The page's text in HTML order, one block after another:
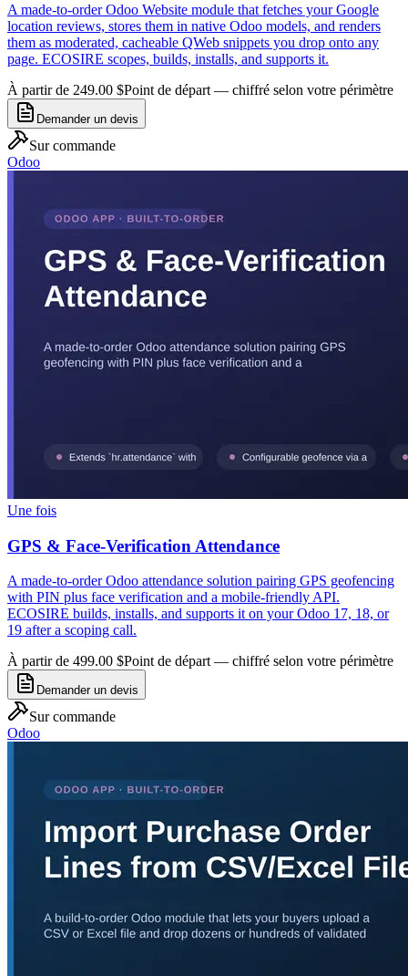
A made-to-order Odoo Website module that fetches your Google
location reviews, stores them in native Odoo models, and renders
them as moderated, cacheable QWeb snippets you drop onto any
page. ECOSIRE scopes, builds, installs, and supports it.
À partir de 249.00 $Point de départ — chiffré selon votre périmètre
Demander un devis
Sur commande
Odoo
Une fois
GPS & Face-Verification Attendance
A made-to-order Odoo attendance solution pairing GPS geofencing
with PIN plus face verification and a mobile-friendly API.
ECOSIRE builds, installs, and supports it on your Odoo 17, 18, or
19 after a scoping call.
À partir de 499.00 $Point de départ — chiffré selon votre périmètre
Demander un devis
Sur commande
Odoo